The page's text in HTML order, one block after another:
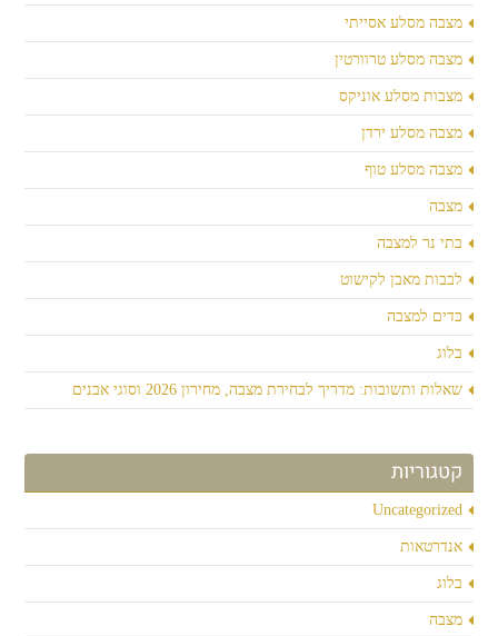
מצבה מסלע אסייתי
מצבה מסלע טרוורטין
מצבות מסלע אוניקס
מצבה מסלע ירדן
מצבה מסלע טוף
מצבה
בתי נר למצבה
לבבות מאבן לקישוט
כדים למצבה
בלוג
שאלות ותשובות: מדריך לבחירת מצבה, מחירון 2026 וסוגי אבנים
קטגוריות
Uncategorized
אנדרטאות
בלוג
מצבה